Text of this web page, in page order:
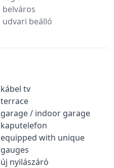
belváros
udvari beálló
kábel tv
terrace
garage / indoor garage
kaputelefon
equipped with unique
gauges
új nyilászáró